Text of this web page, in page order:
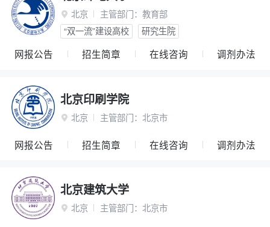
 北京 主管部门： 教育部
“双一流”建设高校
研究生院
网报公告 招生简章 在线咨询 调剂办法
北京印刷学院
 北京 主管部门： 北京市
网报公告 招生简章 在线咨询 调剂办法
北京建筑大学
 北京 主管部门： 北京市